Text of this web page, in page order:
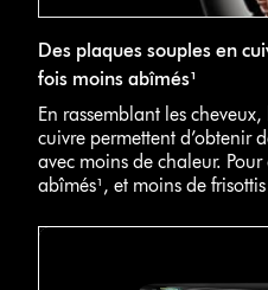
Des plaques souples en
fois moins abîmés¹
En rassemblant les
cuivre permettent d’obtenir
avec moins de chaleur.
abîmés¹, et moins de